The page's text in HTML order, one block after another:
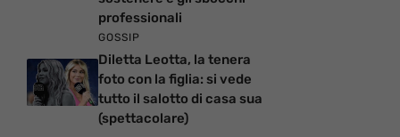
professionali
GOSSIP
Diletta Leotta, la tenera
foto con la figlia: si vede
tutto il salotto di casa sua
(spettacolare)